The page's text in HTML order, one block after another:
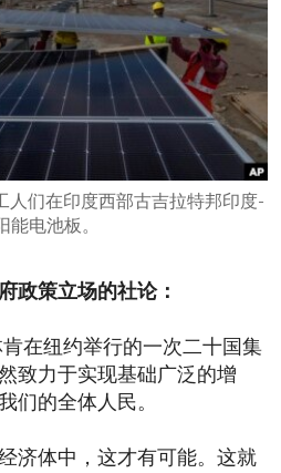
人们在印度西部古吉拉特邦印度-
能电池板。
政策立场的社论：
在纽约举行的一次二十国集
致力于实现基础广泛的增
们的全体人民。
济体中，这才有可能。这就